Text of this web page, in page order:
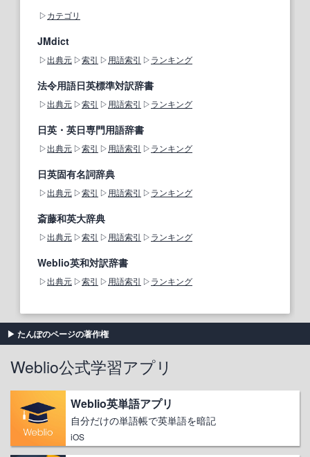
カテゴリ
JMdict
出典元 索引 用語索引 ランキング
法令用語日英標準対訳辞書
出典元 索引 用語索引 ランキング
日英・英日専門用語辞書
出典元 索引 用語索引 ランキング
日英固有名詞辞典
出典元 索引 用語索引 ランキング
斎藤和英大辞典
出典元 索引 用語索引 ランキング
Weblio英和対訳辞書
出典元 索引 用語索引 ランキング
たんぽのページの著作権
Weblio公式学習アプリ
Weblio英単語アプリ
自分だけの単語帳で英単語を暗記
iOS